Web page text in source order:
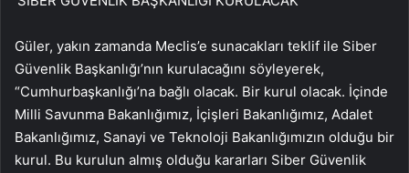
Güler, yakın zamanda Meclis’e sunacakları teklif ile Siber
Güvenlik Başkanlığı’nın kurulacağını söyleyerek,
“Cumhurbaşkanlığı’na bağlı olacak. Bir kurul olacak. İçinde
Milli Savunma Bakanlığımız, İçişleri Bakanlığımız, Adalet
Bakanlığımız, Sanayi ve Teknoloji Bakanlığımızın olduğu bir
kurul. Bu kurulun almış olduğu kararları Siber Güvenlik